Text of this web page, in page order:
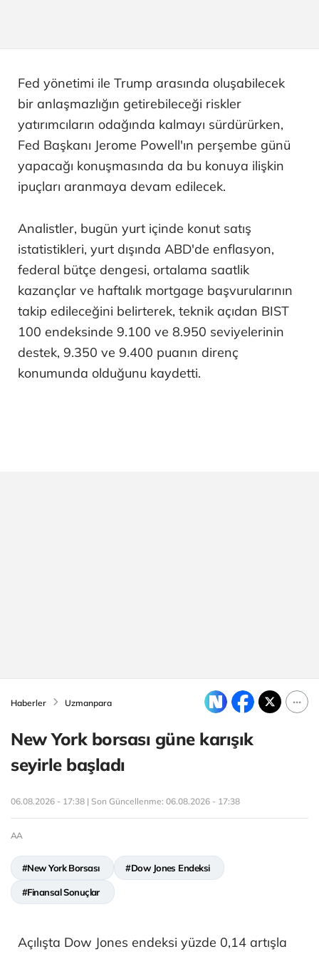
Fed yönetimi ile Trump arasında oluşabilecek
bir anlaşmazlığın getirebileceği riskler
yatırımcıların odağında kalmayı sürdürürken,
Fed Başkanı Jerome Powell'ın perşembe günü
yapacağı konuşmasında da bu konuya ilişkin
ipuçları aranmaya devam edilecek.
Analistler, bugün yurt içinde konut satış
istatistikleri, yurt dışında ABD'de enflasyon,
federal bütçe dengesi, ortalama saatlik
kazançlar ve haftalık mortgage başvurularının
takip edileceğini belirterek, teknik açıdan BIST
100 endeksinde 9.100 ve 8.950 seviyelerinin
destek, 9.350 ve 9.400 puanın direnç
konumunda olduğunu kaydetti.
Haberler Uzmanpara
New York borsası güne karışık
seyirle başladı
06.08.2026 - 17:38 | Son Güncellenme: 06.08.2026 - 17:38
AA
#New York Borsası #Dow Jones Endeksi
#Finansal Sonuçlar
Açılışta Dow Jones endeksi yüzde 0,14 artışla